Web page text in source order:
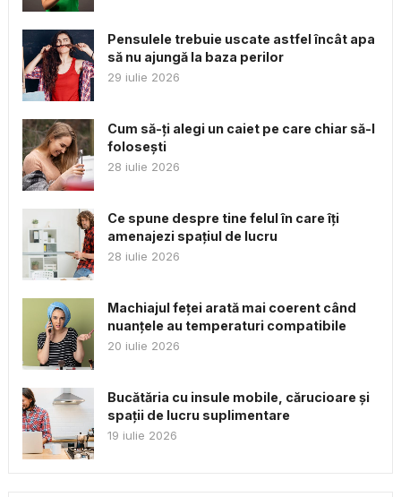
Pensulele trebuie uscate astfel încât apa
să nu ajungă la baza perilor
29 iulie 2026
Cum să-ți alegi un caiet pe care chiar să-l
folosești
28 iulie 2026
Ce spune despre tine felul în care îți
amenajezi spațiul de lucru
28 iulie 2026
Machiajul feței arată mai coerent când
nuanțele au temperaturi compatibile
20 iulie 2026
Bucătăria cu insule mobile, cărucioare și
spații de lucru suplimentare
19 iulie 2026